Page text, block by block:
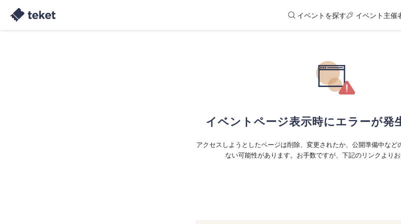
イベントを探す イベント主催
イベントページ表示時にエラーが発
アクセスしようとしたページは削除、変更されたか、公開準備中など
ない可能性があります。お手数ですが、下記のリンクよりお